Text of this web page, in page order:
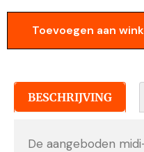
Toevoegen aan
BESCHRIJVING
De aangeboden